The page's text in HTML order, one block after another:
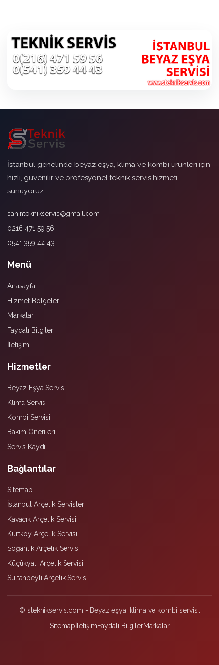
İstanbul genelinde beyaz eşya, klima ve kombi ürünleri için
hızlı, güvenilir ve profesyonel teknik servis hizmeti
sunuyoruz.
sahinteknikservis@gmail.com
0216 471 59 56
0541 359 44 43
Menü
Anasayfa
Hizmet Bölgeleri
Markalar
Faydalı Bilgiler
İletişim
Hizmetler
Beyaz Eşya Servisi
Klima Servisi
Kombi Servisi
Bakım Önerileri
Servis Kaydı
Bağlantılar
Sitemap
İstanbul Arçelik Servisleri
Kavacık Arçelik Servisi
Kurtköy Arçelik Servisi
Soğanlık Arçelik Servisi
Küçükyalı Arçelik Servisi
Sultanbeyli Arçelik Servisi
© steknikservis.com - Beyaz eşya, klima ve kombi servisi.
SitemapİletişimFaydalı BilgilerMarkalar